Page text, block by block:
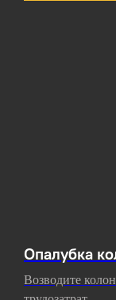
Опалубка
Возводите